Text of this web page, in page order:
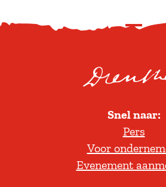
S
o
l
t
e
r
Snel naar:
Pers
Voor
Evenement